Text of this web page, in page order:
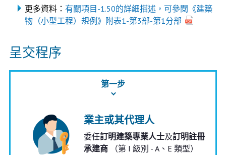
更多資料： 有關項目-1.50的詳細描述，可參閱《建築
物（小型工程）規例》附表1-第3部-第1分部
呈交程序
第一步
業主或其代理人
委任訂明建築專業人士及訂明註冊
承建商（第 I 級別 - A、E 類型）